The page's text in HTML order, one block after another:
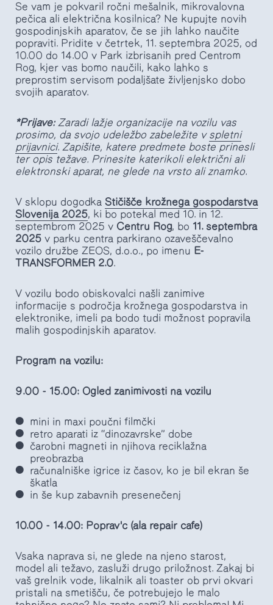
Se vam je pokvaril ročni mešalnik, mikrovalovna
pečica ali električna kosilnica? Ne kupujte novih
gospodinjskih aparatov, če se jih lahko naučite
popraviti. Pridite v četrtek, 11. septembra 2025, od
10.00 do 14.00 v Park izbrisanih pred Centrom
Rog, kjer vas bomo naučili, kako lahko s
preprostim servisom podaljšate življenjsko dobo
svojih aparatov.
*Prijave:Zaradi lažje organizacije na vozilu vas
prosimo, da svojo udeležbo zabeležite v spletni
prijavnici. Zapišite, katere predmete boste prinesli
ter opis težave. Prinesite katerikoli električni ali
elektronski aparat, ne glede na vrsto ali znamko.
V sklopu dogodka Stičišče krožnega gospodarstva
Slovenija 2025, ki bo potekal med 10. in 12.
septembrom 2025 v Centru Rog, bo 11. septembra
2025 v parku centra parkirano ozaveščevalno
vozilo družbe ZEOS, d.o.o., po imenu E-
TRANSFORMER 2.0.
V vozilu bodo obiskovalci našli zanimive
informacije s področja krožnega gospodarstva in
elektronike, imeli pa bodo tudi možnost popravila
malih gospodinjskih aparatov.
Program na vozilu:
9.00 - 15.00: Ogled zanimivosti na vozilu
mini in maxi poučni filmčki
retro aparati iz “dinozavrske” dobe
čarobni magneti in njihova reciklažna
preobrazba
računalniške igrice iz časov, ko je bil ekran še
škatla
in še kup zabavnih presenečenj
10.00 - 14.00: Poprav'c (ala repair cafe)
Vsaka naprava si, ne glede na njeno starost,
model ali težavo, zasluži drugo priložnost. Zakaj bi
vaš grelnik vode, likalnik ali toaster ob prvi okvari
pristali na smetišču, če potrebujejo le malo